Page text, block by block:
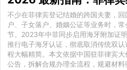
不少在菲律宾登记结婚的跨国夫妻，
户、子女落户、婚姻公证等业务时，
节。2023年中菲同步启用海牙附加证
推行电子海牙认证，彻底取消传统双
程大幅精简。本文依据中国驻菲律宾
公告，拆解合规办理全流程，规避材料